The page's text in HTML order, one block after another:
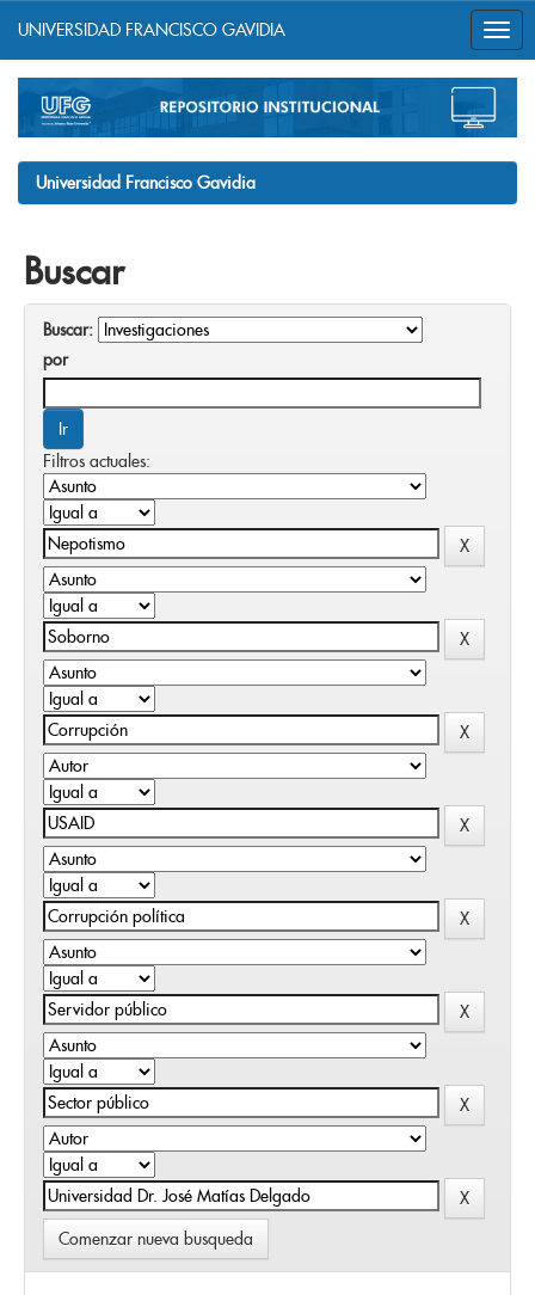
navigation
UNIVERSIDAD FRANCISCO GAVIDIA
Universidad Francisco Gavidia
Buscar
Buscar:
por
Filtros actuales:
Comenzar nueva busqueda